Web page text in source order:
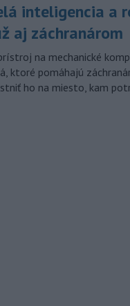
inteligencia a
aj záchranárom
na mechanické
ktoré pomáhajú
ho na miesto, kam